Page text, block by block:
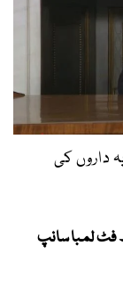
داروں کی
لمبا سانپ